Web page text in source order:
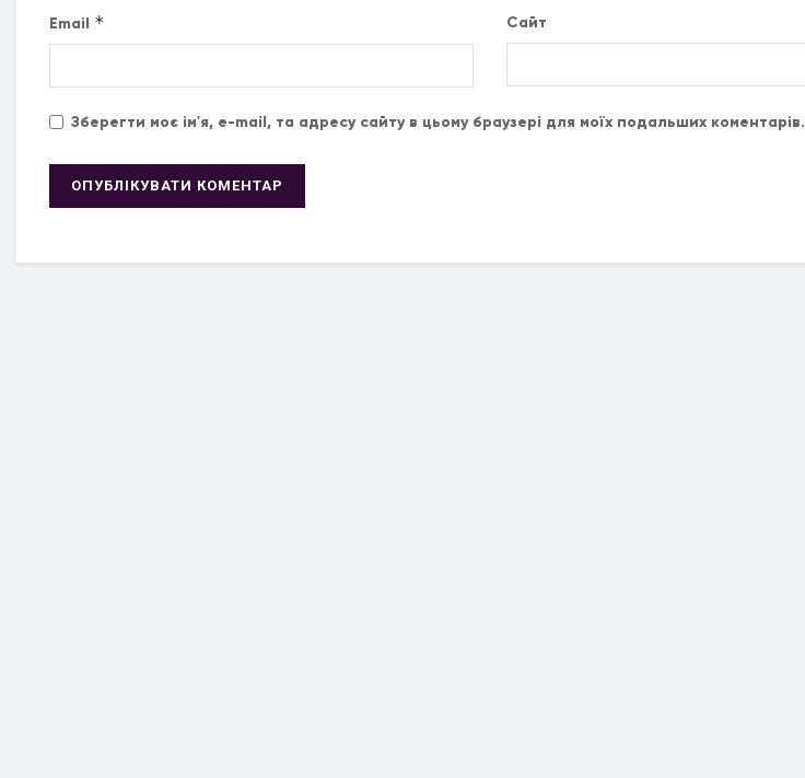
Email * Сайт
Зберегти моє ім'я, e-mail, та адресу сайту в цьому браузері для моїх подальших коментарів.